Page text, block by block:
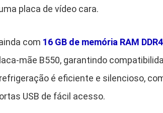
placa de vídeo cara.
com 16 GB de memória RAM DDR4
mãe B550, garantindo
é eficiente e silencioso,
USB de fácil acesso.